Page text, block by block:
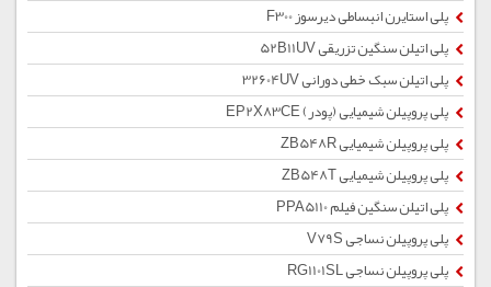
پلی استایرن انبساطی دیرسوز F300
پلی اتیلن سنگین تزریقی 52B11UV
پلی اتیلن سبک خطی دورانی 32604UV
پلی پروپیلن شیمیایی (پودر) EP2X83CE
پلی پروپیلن شیمیایی ZB548R
پلی پروپیلن شیمیایی ZB548T
پلی اتیلن سنگین فیلم PPA5110
پلی پروپیلن نساجی V79S
پلی پروپیلن نساجی RG1101SL